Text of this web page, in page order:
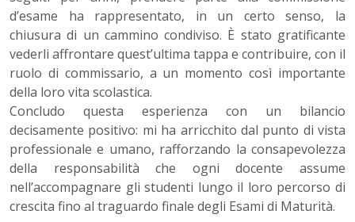
d’esame ha rappresentato, in un certo senso, la
chiusura di un cammino condiviso. È stato gratificante
vederli affrontare quest’ultima tappa e contribuire, con il
ruolo di commissario, a un momento così importante
della loro vita scolastica.
Concludo questa esperienza con un bilancio
decisamente positivo: mi ha arricchito dal punto di vista
professionale e umano, rafforzando la consapevolezza
della responsabilità che ogni docente assume
nell’accompagnare gli studenti lungo il loro percorso di
crescita fino al traguardo finale degli Esami di Maturità.